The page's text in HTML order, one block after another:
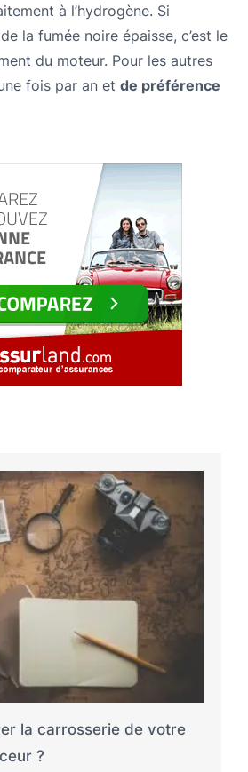
à l’hydrogène. Si
la fumée noire épaisse, c’est le
du moteur. Pour les autres
fois par an et de préférence
la carrosserie de votre
?